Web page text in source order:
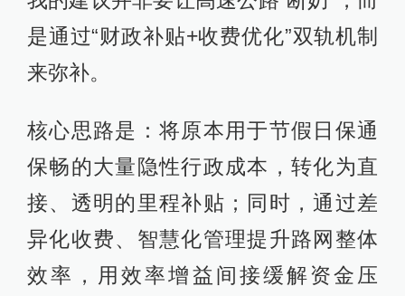
是通过“财政补贴+收费优化”双轨机制
来弥补。
核心思路是：将原本用于节假日保通
保畅的大量隐性行政成本，转化为直
接、透明的里程补贴；同时，通过差
异化收费、智慧化管理提升路网整体
效率，用效率增益间接缓解资金压